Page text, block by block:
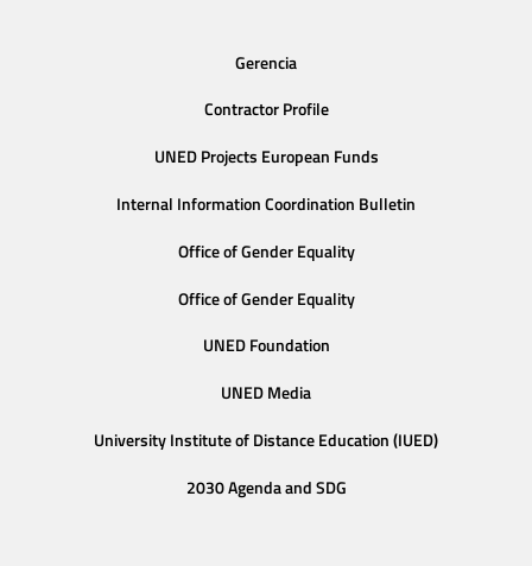
Gerencia
Contractor Profile
UNED Projects European Funds
Internal Information Coordination Bulletin
Office of Gender Equality
Office of Gender Equality
UNED Foundation
UNED Media
University Institute of Distance Education (IUED)
2030 Agenda and SDG